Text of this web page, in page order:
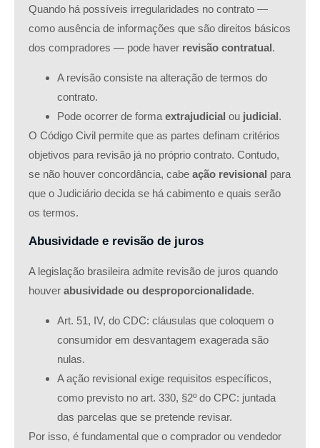
Quando há possíveis irregularidades no contrato —
como ausência de informações que são direitos básicos
dos compradores — pode haver revisão contratual.
A revisão consiste na alteração de termos do
contrato.
Pode ocorrer de forma extrajudicial ou judicial.
O Código Civil permite que as partes definam critérios
objetivos para revisão já no próprio contrato. Contudo,
se não houver concordância, cabe ação revisional para
que o Judiciário decida se há cabimento e quais serão
os termos.
Abusividade e revisão de juros
A legislação brasileira admite revisão de juros quando
houver abusividade ou desproporcionalidade.
Art. 51, IV, do CDC: cláusulas que coloquem o
consumidor em desvantagem exagerada são
nulas.
A ação revisional exige requisitos específicos,
como previsto no art. 330, §2º do CPC: juntada
das parcelas que se pretende revisar.
Por isso, é fundamental que o comprador ou vendedor